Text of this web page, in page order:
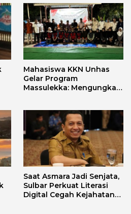
Mahasiswa KKN Unhas
Gelar Program
Massulekka: Mengungkap
Saat Asmara Jadi Senjata,
Sulbar Perkuat Literasi
Digital Cegah Kejahatan